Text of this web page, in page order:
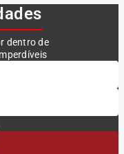
dentro de